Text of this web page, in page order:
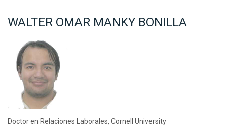
WALTER OMAR MANKY BONILLA
Doctor en Relaciones Laborales, Cornell University